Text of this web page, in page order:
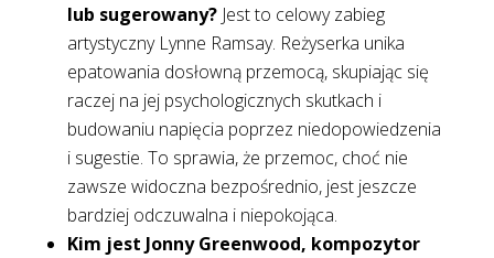
lub sugerowany?Jest to celowy zabieg
artystyczny Lynne Ramsay. Reżyserka unika
epatowania dosłowną przemocą, skupiając się
raczej na jej psychologicznych skutkach i
budowaniu napięcia poprzez niedopowiedzenia
i sugestie. To sprawia, że przemoc, choć nie
zawsze widoczna bezpośrednio, jest jeszcze
bardziej odczuwalna i niepokojąca.
Kim jest Jonny Greenwood, kompozytor